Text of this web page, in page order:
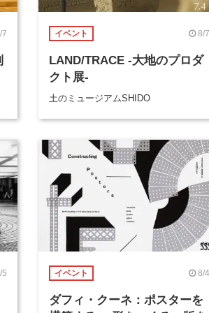
7 イベント 8/7
LAND/TRACE -大地のプロダ
クト展-
土のミュージアムSHIDO
5 イベント 8/4
ダフィ・クーネ：ポスターを